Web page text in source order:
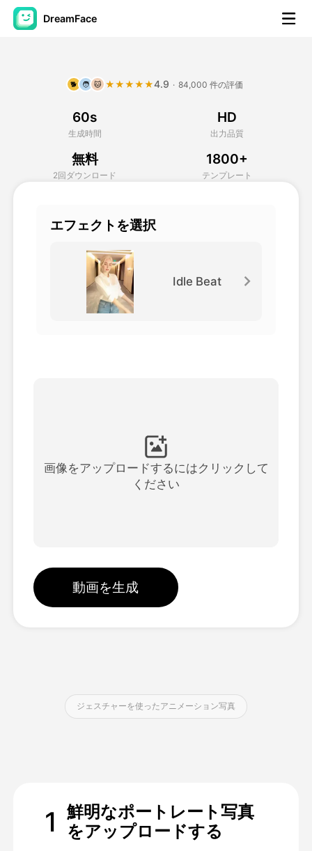
DreamFace
アバター動画
製品ニュース製品案内会社案内
人工知能の写真
すべてのテンプレートを見る
ブログ
🐕 🧑 🐱 ★★★★★4.9 · 84,000 件の評価
60s
生成時間
HD
出力品質
無料
2回ダウンロード
1800+
テンプレート
エフェクトを選択
Idle Beat
画像をアップロードするにはクリックして
ください
動画を生成
ジェスチャーを使ったアニメーション写真
1
鮮明なポートレート写真
をアップロードする